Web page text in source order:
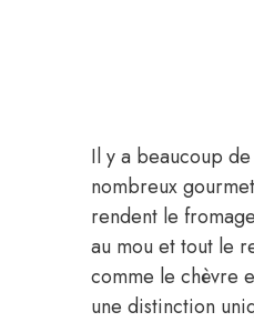
Il y a beaucoup
nombreux
rendent le
au mou et tout le
comme le chèvre
une distinction